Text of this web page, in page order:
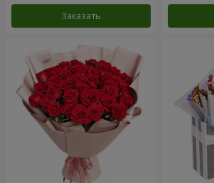
Заказать